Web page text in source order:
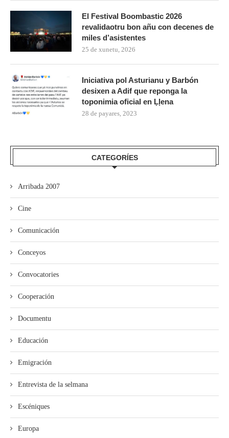
El Festival Boombastic 2026
revalidaotru bon añu con decenes de
miles d’asistentes
25 de xunetu, 2026
Iniciativa pol Asturianu y Barbón
desixen a Adif que reponga la
toponimia oficial en Ḷḷena
28 de payares, 2023
CATEGORÍES
Arribada 2007
Cine
Comunicación
Conceyos
Convocatories
Cooperación
Documentu
Educación
Emigración
Entrevista de la selmana
Escéniques
Europa